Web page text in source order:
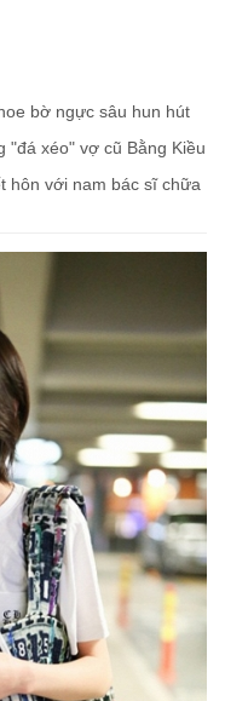
bờ ngực sâu hun hút
"đá xéo" vợ cũ Bằng Kiều
hôn với nam bác sĩ chữa